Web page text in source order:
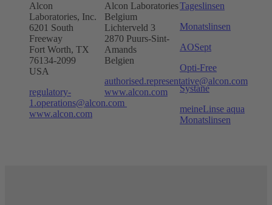
Alcon
Laboratories, Inc.
6201 South
Freeway
Fort Worth, TX
76134-2099
USA
regulatory-
1.operations@alcon.com
www.alcon.com
Alcon Laboratories
Belgium
Lichterveld 3
2870 Puurs-Sint-
Amands
Belgien
authorised.representative@alcon.com
www.alcon.com
Tageslinsen
Monatslinsen
AOSept
Opti-Free
Systane
meineLinse aqua
Monatslinsen